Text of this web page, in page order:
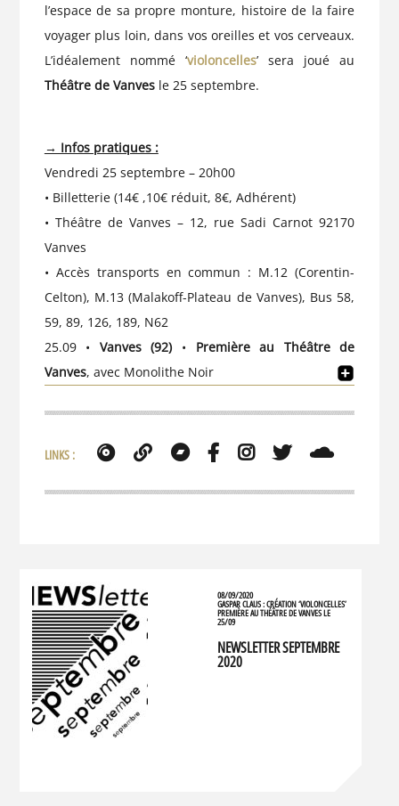
l’espace de sa propre monture, histoire de la faire
voyager plus loin, dans vos oreilles et vos cerveaux.
L’idéalement nommé ‘violoncelles’ sera joué au
Théâtre de Vanvesle 25 septembre.⁠
→ Infos pratiques :
Vendredi 25 septembre – 20h00
• Billetterie (14€ ,10€ réduit, 8€, Adhérent)
• Théâtre de Vanves – 12, rue Sadi Carnot 92170
Vanves
• Accès transports en commun : M.12 (Corentin-
Celton), M.13 (Malakoff-Plateau de Vanves), Bus 58,
59, 89, 126, 189, N62
25.09 • Vanves (92) • Première au Théâtre de
Vanves, avec Monolithe Noir
LINKS :
08/09/2020
GASPAR CLAUS : CRÉATION ‘VIOLONCELLES’
PREMIÈRE AU THÉÂTRE DE VANVES LE
25/09
NEWSLETTER SEPTEMBRE
2020